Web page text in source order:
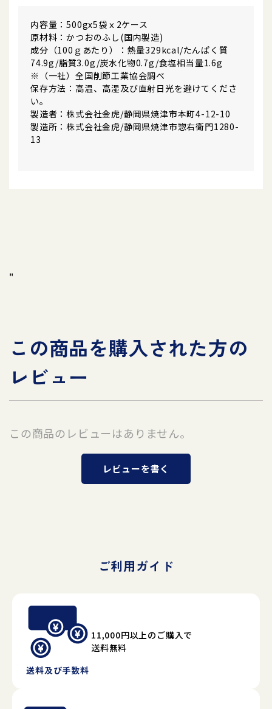
内容量：500gx5袋ｘ2ケース
原材料：かつおのふし(国内製造)
成分（100ｇあたり）：熱量329kcal/たんぱく質
74.9g/脂質3.0g/炭水化物0.7g/食塩相当量1.6g
※（一社）全国削節工業協会調べ
保存方法：高温、高湿及び直射日光を避けてくださ
い。
製造者：株式会社金虎/静岡県焼津市本町4-12-10
製造所：株式会社金虎/静岡県焼津市惣右衛門1280-
13
"
この商品を購入された方の
レビュー
この商品のレビューはありません。
レビューを書く
ご利用ガイド
送料及び手数料
11,000円以上のご購入で
送料無料